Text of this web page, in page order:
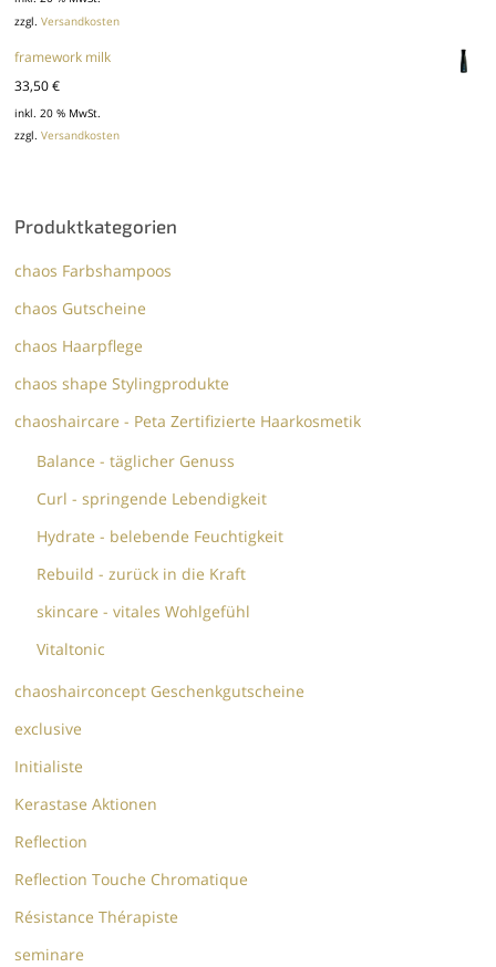
zzgl.Versandkosten
framework milk
33,50€
inkl. 20 % MwSt.
zzgl.Versandkosten
Produktkategorien
chaos Farbshampoos
chaos Gutscheine
chaos Haarpflege
chaos shape Stylingprodukte
chaoshaircare - Peta Zertifizierte Haarkosmetik
Balance - täglicher Genuss
Curl - springende Lebendigkeit
Hydrate - belebende Feuchtigkeit
Rebuild - zurück in die Kraft
skincare - vitales Wohlgefühl
Vitaltonic
chaoshairconcept Geschenkgutscheine
exclusive
Initialiste
Kerastase Aktionen
Reflection
Reflection Touche Chromatique
Résistance Thérapiste
seminare